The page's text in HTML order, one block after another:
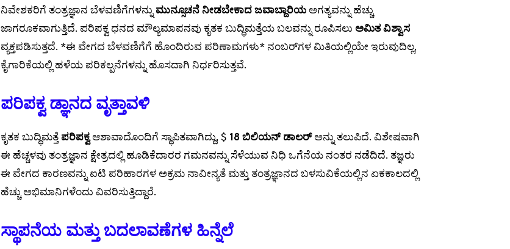
ನಿವೇಶಕರಿಗೆ ತಂತ್ರಜ್ಞಾನ ಬೆಳವಣಿಗೆಗಳನ್ನುಮುನ್ಸೂಚನೆ ನೀಡಬೇಕಾದ ಜವಾಬ್ದಾರಿಯ ಅಗತ್ಯವನ್ನು ಹೆಚ್ಚು
ಜಾಗರೂಕವಾಗುತ್ತಿದೆ. ಪರಿಪಕ್ವ ಧನದ ಮೌಲ್ಯಮಾಪನವು ಕೃತಕ ಬುದ್ಧಿಮತ್ತೆಯ ಬಲವನ್ನು ರೂಪಿಸಲು ಅಮಿತ ವಿಶ್ವಾಸ
ವ್ಯಕ್ತಪಡಿಸುತ್ತದೆ. *ಈ ವೇಗದ ಬೆಳವಣಿಗೆಗೆ ಹೊಂದಿರುವ ಪರಿಣಾಮಗಳು* ನಂಬರ್‌ಗಳ ಮಿತಿಯಲ್ಲಿಯೇ ಇರುವುದಿಲ್ಲ,
ಕೈಗಾರಿಕೆಯಲ್ಲಿ ಹಳೆಯ ಪರಿಕಲ್ಪನೆಗಳನ್ನು ಹೊಸದಾಗಿ ನಿರ್ಧರಿಸುತ್ತವೆ.
ಪರಿಪಕ್ವ ಡ್ಞಾನದ ವೃತ್ತಾವಳಿ
ಕೃತಕ ಬುದ್ಧಿಮತ್ತೆ ಪರಿಪಕ್ವಆಶಾವಾದೊಂದಿಗೆ ಸ್ಥಾಪಿತವಾಗಿದ್ದು, $ 18 ಬಿಲಿಯನ್ ಡಾಲರ್ಅನ್ನು ತಲುಪಿದೆ. ವಿಶೇಷವಾಗಿ
ಈ ಹೆಚ್ಚಳವು ತಂತ್ರಜ್ಞಾನ ಕ್ಷೇತ್ರದಲ್ಲಿ ಹೂಡಿಕೆದಾರರ ಗಮನವನ್ನು ಸೆಳೆಯುವ ನಿಧಿ ಒಗೆನೆಯ ನಂತರ ನಡೆದಿದೆ. ತಜ್ಞರು
ಈ ವೇಗದ ಕಾರಣವನ್ನು ಐಟಿ ಪರಿಹಾರಗಳ ಅಕ್ರಮ ನಾವೀನ್ಯತೆ ಮತ್ತು ತಂತ್ರಜ್ಞಾನದ ಬಳಸುವಿಕೆಯಲ್ಲಿನ ಏಕಕಾಲದಲ್ಲಿ
ಹೆಚ್ಚು ಅಭಿಮಾನಿಗಳೆಂದು ವಿವರಿಸುತ್ತಿದ್ದಾರೆ.
ಸ್ಥಾಪನೆಯ ಮತ್ತು ಬದಲಾವಣೆಗಳ ಹಿನ್ನೆಲೆ